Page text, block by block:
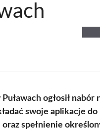
ogłosił
swoje aplikacje
spełnienie